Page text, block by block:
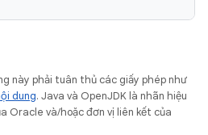
này phải tuân thủ các giấy phép như
dung. Java và OpenJDK là nhãn hiệu
Oracle và/hoặc đơn vị liên kết của